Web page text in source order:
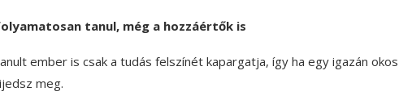
tanul, még a hozzáértők is
ember is csak a tudás felszínét kapargatja, így ha egy igazán okos
meg.